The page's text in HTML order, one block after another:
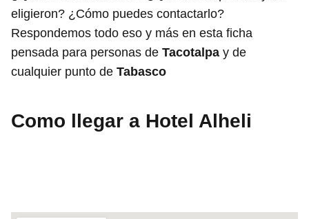
eligieron? ¿Cómo puedes contactarlo?
Respondemos todo eso y más en esta ficha
pensada para personas de Tacotalpa y de
cualquier punto de Tabasco
Como llegar a Hotel Alheli